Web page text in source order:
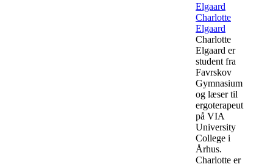
Charlotte
Elgaard
Charlotte
Elgaard er
student fra
Favrskov
Gymnasium
og læser til
ergoterapeut
på VIA
University
College i
Århus.
Charlotte er